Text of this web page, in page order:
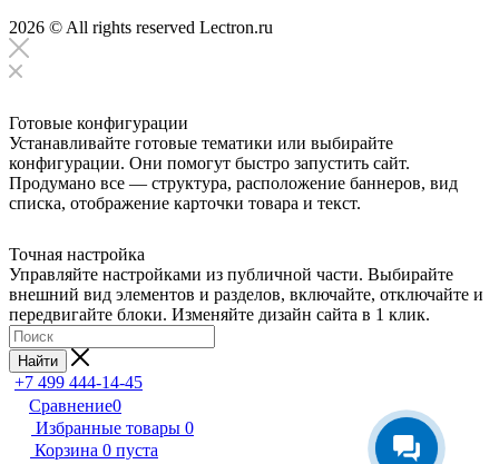
2026 © All rights reserved Lectron.ru
Готовые конфигурации
Устанавливайте готовые тематики или выбирайте
конфигурации. Они помогут быстро запустить сайт.
Продумано все — структура, расположение баннеров, вид
списка, отображение карточки товара и текст.
Точная настройка
Управляйте настройками из публичной части. Выбирайте
внешний вид элементов и разделов, включайте, отключайте и
передвигайте блоки. Изменяйте дизайн сайта в 1 клик.
Найти
+7 499 444-14-45
Сравнение0
Избранные товары 0
Корзина 0 пуста